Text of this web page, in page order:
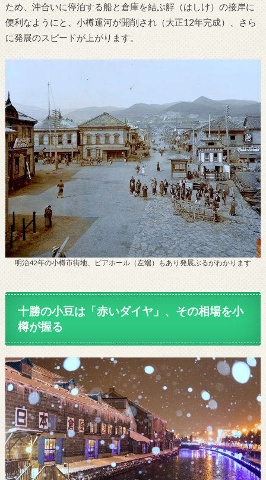
ため、沖合いに停泊する船と倉庫を結ぶ艀（はしけ）の接岸に
便利なようにと、小樽運河が開削され（大正12年完成）、さら
に発展のスピードが上がります。
明治42年の小樽市街地、ビアホール（左端）もあり発展ぶるがわかります
十勝の小豆は 「赤いダイヤ」 、その相場を小
樽が握る